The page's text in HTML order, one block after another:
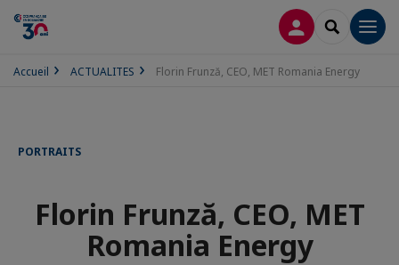
CONNEXION
Accueil ACTUALITES Florin Frunză, CEO, MET Romania Energy
PORTRAITS
Florin Frunză, CEO, MET
Romania Energy